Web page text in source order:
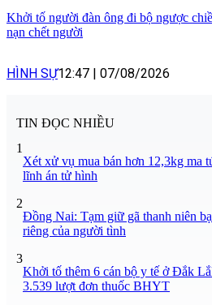
Khởi tố người đàn ông đi bộ ngược
nạn chết người
HÌNH SỰ12:47 07/08/2026
TIN ĐỌC NHIỀU
1
Xét xử vụ mua bán hơn 12,3kg ma
lĩnh án tử hình
2
Đồng Nai: Tạm giữ gã thanh niên
riêng của người tình
3
Khởi tố thêm 6 cán bộ y tế ở Đắk
3.539 lượt đơn thuốc BHYT